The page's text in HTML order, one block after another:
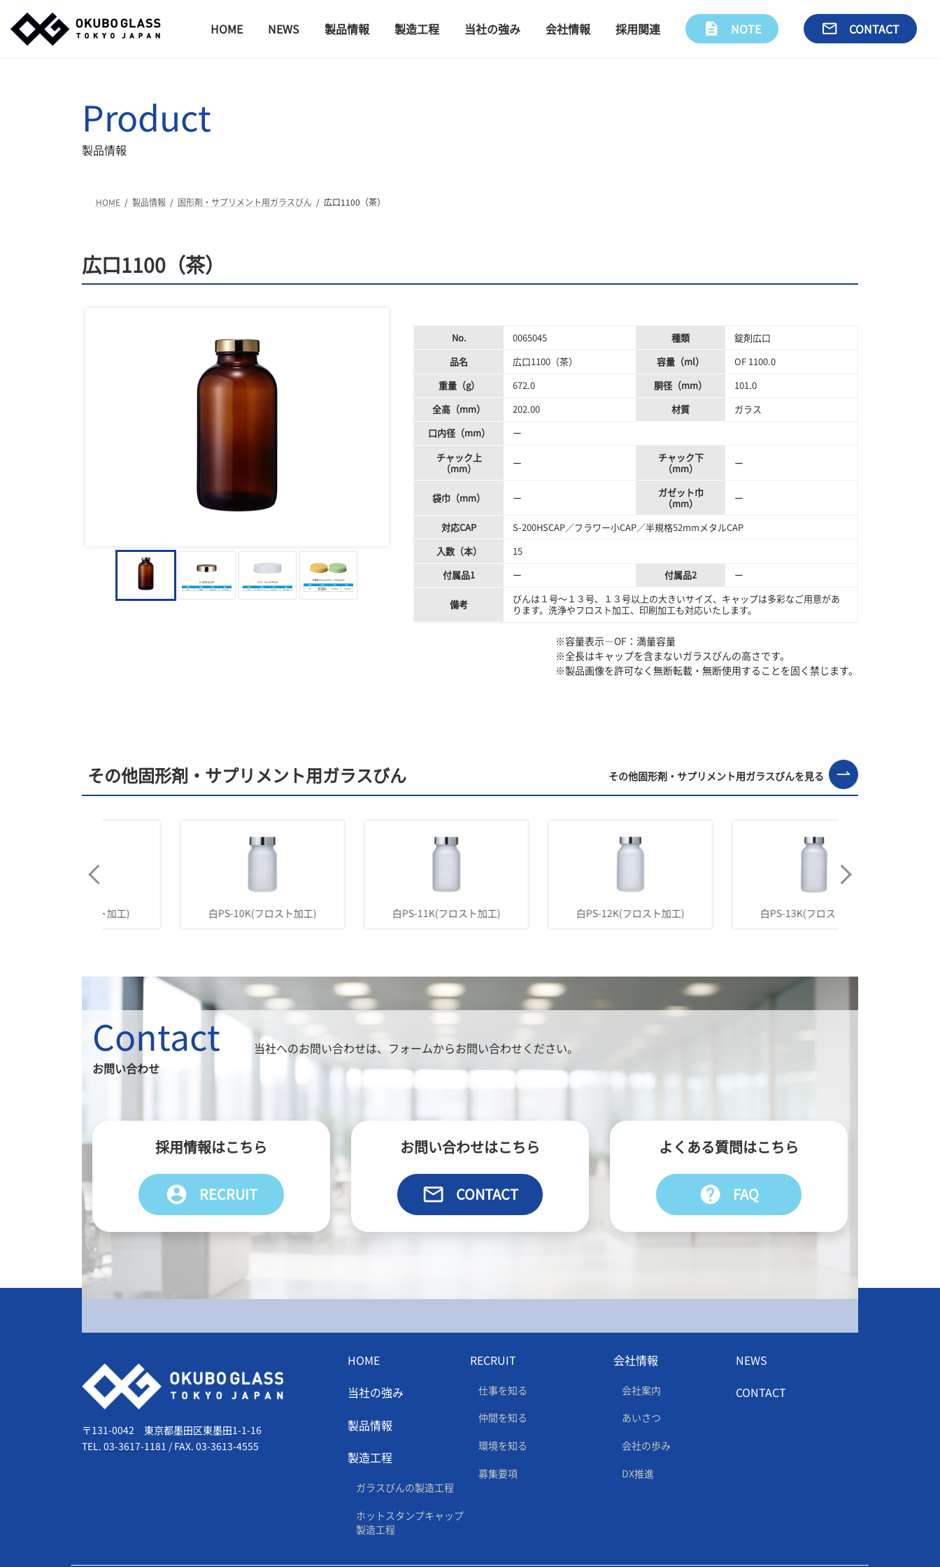
HOME NEWS 製品情報 製造工程 当社の強み 会社情報 採用関連 description NOTE email CONTACT
製品情報
Product
HOME 製品情報 固形剤・サプリメント用ガラスびん 広口1100（茶）
広口1100（茶）
No. 0065045 種類
錠剤広口
品名
広口1100（茶） 容量（ml）
OF 1100.0
重量（g）
672.0 胴径（mm）
101.0
全高（mm）
202.00 材質
ガラス
口内径（mm）
ー
チャック上
（mm）
ー
チャック下
（mm）
ー
袋巾（mm） ー
ガゼット巾
（mm）
ー
対応CAP
S-200HSCAP／フラワー小CAP／半規格52mmメタルCAP
入数（本）
15
付属品1
ー 付属品2 ー
備考
びんは１号～１３号、１３号以上の大きいサイズ、キャップは多彩なご用意があ
ります。洗浄やフロスト加工、印刷加工も対応いたします。
※容量表示―OF：満量容量
※全長はキャップを含まないガラスびんの高さです。
※製品画像を許可なく無断転載・無断使用することを固く禁じます。
その他固形剤・サプリメント用ガラスびん その他固形剤・サプリメント用ガラスびんを見る
白PS-10K(フロスト加工) 白PS-11K(フロスト加工) 白PS-12K(フロスト加工) 白PS-13K(フロスト加工)
お問い合わせ
Contact 当社へのお問い合わせは、 フォームからお問い合わせください。
採用情報はこちら
account_circle RECRUIT
お問い合わせはこちら
email CONTACT
よくある質問はこちら
help FAQ
会社情報
〒131-0042 東京都墨田区東墨田1-1-16
TEL. 03-3617-1181 / FAX. 03-3613-4555
HOME
当社の強み
製品情報
製造工程
ガラスびんの製造工程
ホットスタンプキャップ
製造工程
RECRUIT
仕事を知る
仲間を知る
環境を知る
募集要項
会社情報
会社案内
あいさつ
会社の歩み
DX推進
NEWS
CONTACT